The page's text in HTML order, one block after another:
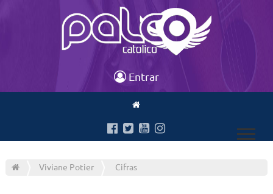
Entrar
Viviane Potier Cifras